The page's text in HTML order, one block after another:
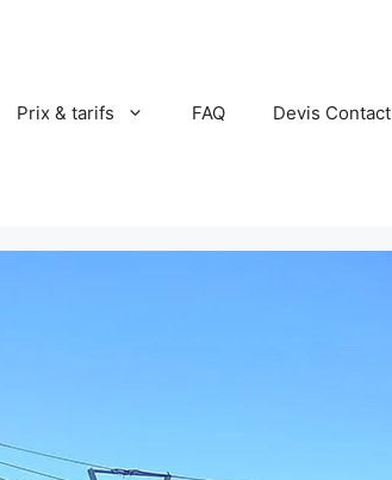
Prix & tarifs FAQ Devis Contact